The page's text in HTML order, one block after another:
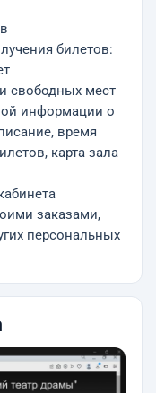
билетов:
свободных мест
информации о
время
карта зала
заказами,
персональных